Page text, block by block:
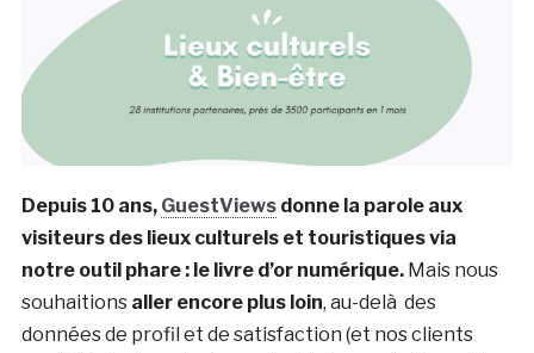
Depuis 10 ans, GuestViewsdonne la parole aux
visiteurs des lieux culturels et touristiques via
notre outil phare : le livre d’or numérique. Mais nous
souhaitions aller encore plus loin, au-delà des
données de profil et de satisfaction (et nos clients